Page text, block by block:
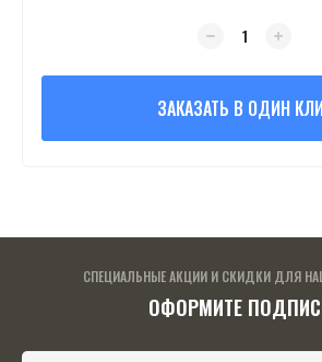
ЗАКАЗАТЬ В ОДИН
СПЕЦИАЛЬНЫЕ АКЦИИ И СКИДКИ ДЛЯ
ОФОРМИТЕ